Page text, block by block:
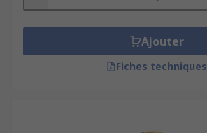
Ajouter
Fiches techniques